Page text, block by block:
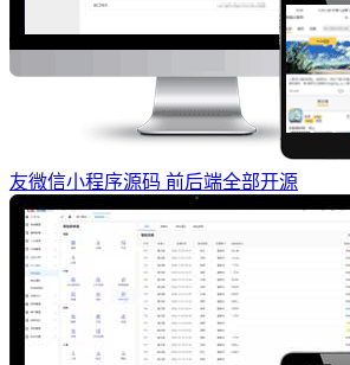
友微信小程序源码 前后端全部开源